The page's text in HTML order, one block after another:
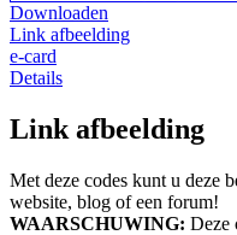
Downloaden
Link afbeelding
e-card
Details
Link afbeelding
Met deze codes kunt u deze
website, blog of een forum!
WAARSCHUWING: Deze